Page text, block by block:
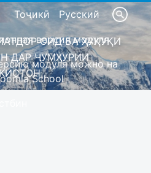
Тоҷикӣ Русский
версия модуля
модуля можно на
School
ОИД БА ҲУҚУҚИ
ДАР ҶУМҲУРИИ